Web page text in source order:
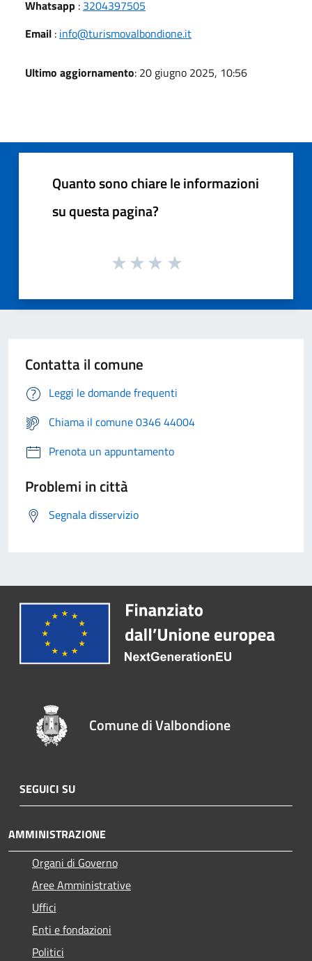
Whatsapp : 3204397505
Email : info@turismovalbondione.it
Ultimo aggiornamento: 20 giugno 2025, 10:56
Quanto sono chiare le informazioni
su questa pagina?
Contatta il comune
Leggi le domande frequenti
Chiama il comune 0346 44004
Prenota un appuntamento
Problemi in città
Segnala disservizio
Comune di Valbondione
SEGUICI SU
AMMINISTRAZIONE
Organi di Governo
Aree Amministrative
Uffici
Enti e fondazioni
Politici